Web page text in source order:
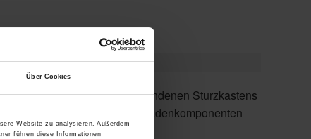
Über Cookies
Website zu analysieren. Außerdem
führen diese Informationen
werden.